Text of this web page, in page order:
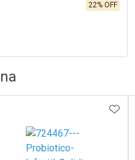
22% OFF
AOS FAVORITOS